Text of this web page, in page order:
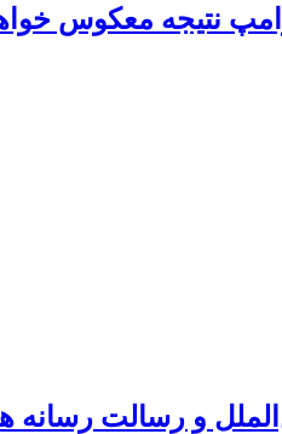
نتیجه معکوس
و رسالت رسانه